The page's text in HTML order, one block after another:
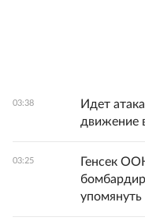
03:38
Идет
движение
03:25
Генсек